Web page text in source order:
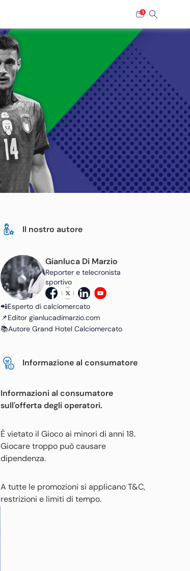
1
Il nostro autore
Gianluca Di Marzio
Reporter e telecronista
sportivo
📲Esperto di calciomercato
📌Editor gianlucadimarzio.com
📚Autore Grand Hotel Calciomercato
Informazione al consumatore
Informazioni al consumatore
sull'offerta degli operatori.
È vietato il Gioco ai minori di anni 18.
Giocare troppo può causare
dipendenza.
A tutte le promozioni si applicano T&C,
restrizioni e limiti di tempo.